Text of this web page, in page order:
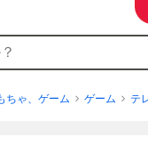
ちゃ、ゲーム ゲーム テ